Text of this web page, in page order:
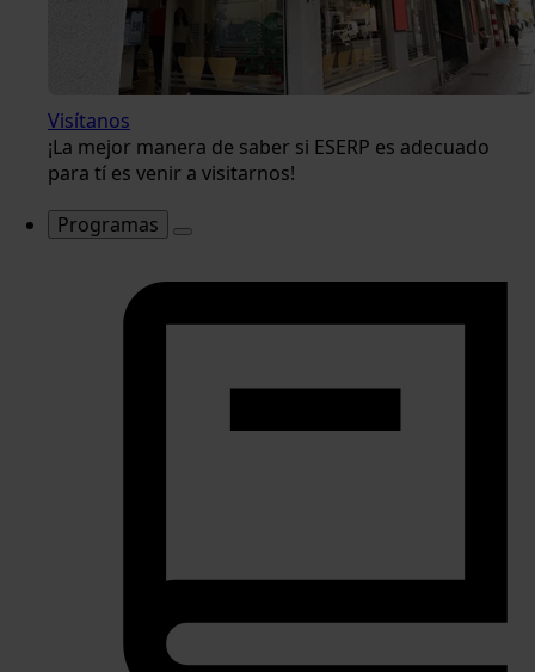
Visítanos
¡La mejor manera de saber si ESERP es adecuado
para tí es venir a visitarnos!
Programas